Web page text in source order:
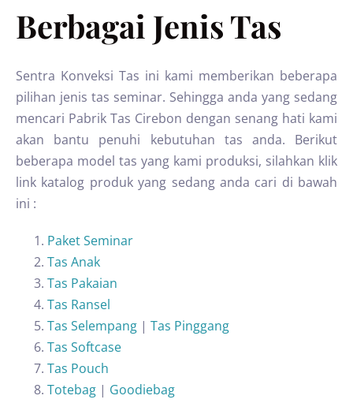
Berbagai Jenis Tas
Sentra Konveksi Tas ini kami memberikan beberapa
pilihan jenis tas seminar. Sehingga anda yang sedang
mencari Pabrik Tas Cirebon dengan senang hati kami
akan bantu penuhi kebutuhan tas anda. Berikut
beberapa model tas yang kami produksi, silahkan klik
link katalog produk yang sedang anda cari di bawah
ini :
Paket Seminar
Tas Anak
Tas Pakaian
Tas Ransel
Tas Selempang | Tas Pinggang
Tas Softcase
Tas Pouch
Totebag | Goodiebag